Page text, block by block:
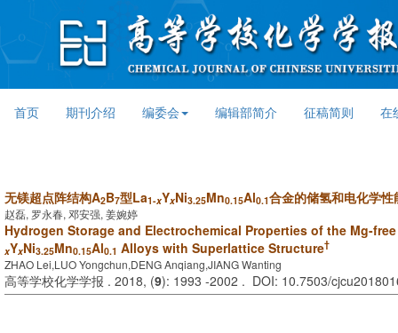
首页 期刊介绍 编委会 编辑部简介 征稿简则 在
无镁超点阵结构A2B7型La1-xYxNi3.25Mn0.15Al0.1合金的储氢和电化学性
赵磊, 罗永春, 邓安强, 姜婉婷
Hydrogen Storage and Electrochemical Properties of the Mg-
xYxNi3.25Mn0.15Al0.1 Alloys with Superlattice Structure†
ZHAO Lei,LUO Yongchun,DENG Anqiang,JIANG Wanting
高等学校化学学报 . 2018, (9): 1993 -2002 . DOI: 10.7503/